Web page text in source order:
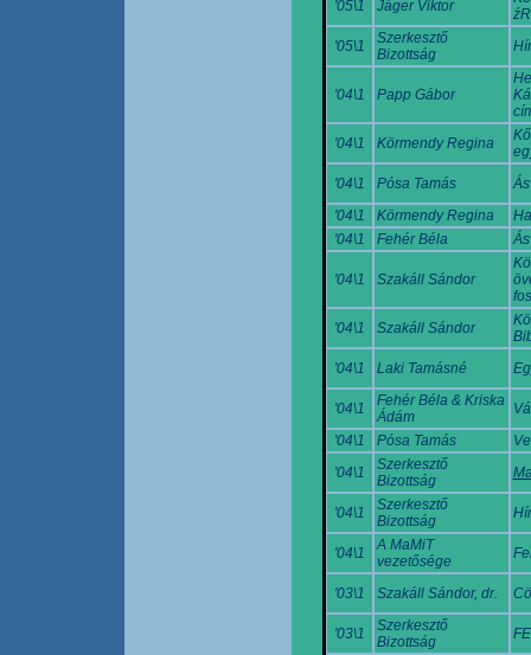
'05\1 Jáger Viktor
'05\1
Szerkesztő
Bizottság
'04\1 Papp Gábor
'04\1
Körmendy Regina
'04\1
Pósa Tamás
'04\1
Körmendy Regina
'04\1
Fehér Béla
'04\1 Szakáll Sándor
'04\1
Szakáll Sándor
'04\1
Laki Tamásné
'04\1
Fehér Béla & Kriska
Ádám
'04\1
Pósa Tamás
'04\1
Szerkesztő
Bizottság
'04\1
Szerkesztő
Bizottság
'04\1
A MaMiT
vezetősége
'03\1 Szakáll Sándor, dr.
'03\1
Szerkesztő
Bizottság